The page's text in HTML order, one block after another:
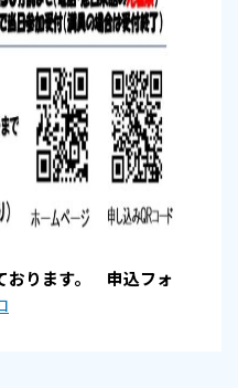
おります。 申込フォ